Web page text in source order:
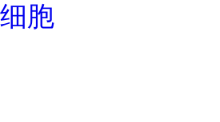
细胞